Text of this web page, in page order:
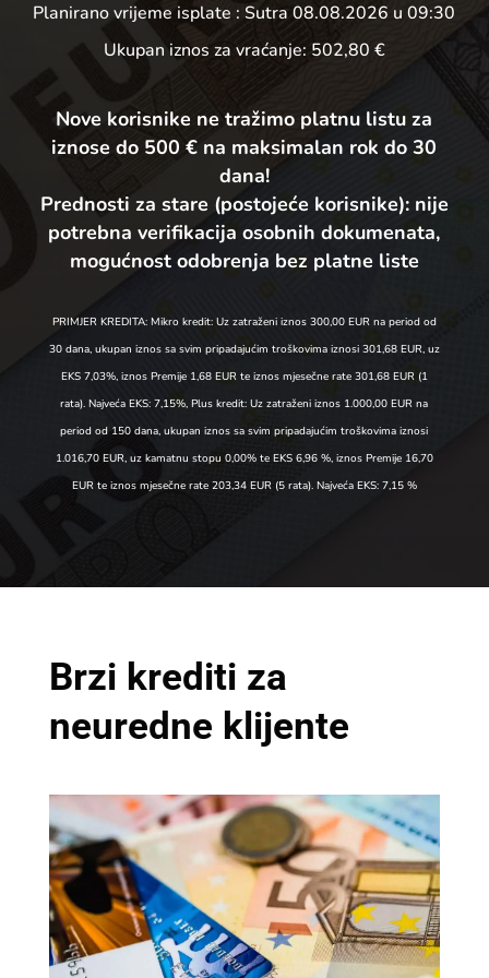
Planirano vrijeme isplate : Sutra 08.08.2026 u 09:30
Ukupan iznos za vraćanje: 502,80 €
Nove korisnike ne tražimo platnu listu za
iznose do 500 € na maksimalan rok do 30
dana!
Prednosti za stare (postojeće korisnike): nije
potrebna verifikacija osobnih dokumenata,
mogućnost odobrenja bez platne liste
PRIMJER KREDITA: Mikro kredit: Uz zatraženi iznos 300,00 EUR na period od
30 dana, ukupan iznos sa svim pripadajućim troškovima iznosi 301,68 EUR, uz
EKS 7,03%, iznos Premije 1,68 EUR te iznos mjesečne rate 301,68 EUR (1
rata). Najveća EKS: 7,15%, Plus kredit: Uz zatraženi iznos 1.000,00 EUR na
period od 150 dana, ukupan iznos sa svim pripadajućim troškovima iznosi
1.016,70 EUR, uz kamatnu stopu 0,00% te EKS 6,96 %, iznos Premije 16,70
EUR te iznos mjesečne rate 203,34 EUR (5 rata). Najveća EKS: 7,15 %
Brzi krediti za
neuredne klijente